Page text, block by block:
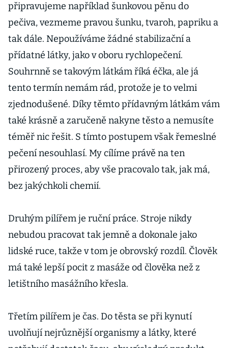
připravujeme například šunkovou pěnu do
pečiva, vezmeme pravou šunku, tvaroh, papriku a
tak dále. Nepoužíváme žádné stabilizační a
přídatné látky, jako v oboru rychlopečení.
Souhrnně se takovým látkám říká éčka, ale já
tento termín nemám rád, protože je to velmi
zjednodušené. Díky těmto přídavným látkám vám
také krásně a zaručeně nakyne těsto a nemusíte
téměř nic řešit. S tímto postupem však řemeslné
pečení nesouhlasí. My cílíme právě na ten
přirozený proces, aby vše pracovalo tak, jak má,
bez jakýchkoli chemií.
Druhým pilířem je ruční práce. Stroje nikdy
nebudou pracovat tak jemně a dokonale jako
lidské ruce, takže v tom je obrovský rozdíl. Člověk
má také lepší pocit z masáže od člověka než z
letištního masážního křesla.
Třetím pilířem je čas. Do těsta se při kynutí
uvolňují nejrůznější organismy a látky, které